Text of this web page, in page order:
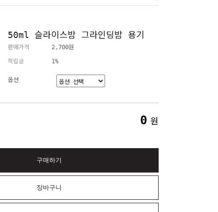
50ml 슬라이스밤 그라인딩밤 용기
판매가격 2,700원
적립금 1%
옵션
0 원
구매하기
장바구니